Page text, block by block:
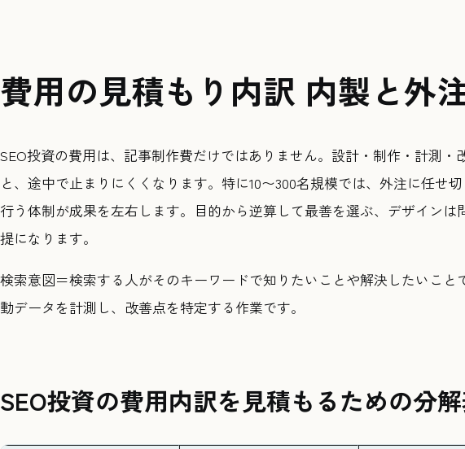
費用の見積もり内訳 内製と外
SEO投資の費用は、記事制作費だけではありません。設計・制作・計測・
と、途中で止まりにくくなります。特に10〜300名規模では、外注に任せ
行う体制が成果を左右します。目的から逆算して最善を選ぶ、デザイン
提になります。
検索意図＝検索する人がそのキーワードで知りたいことや解決したいこ
動データを計測し、改善点を特定する作業です。
SEO投資の費用内訳を見積もるための分